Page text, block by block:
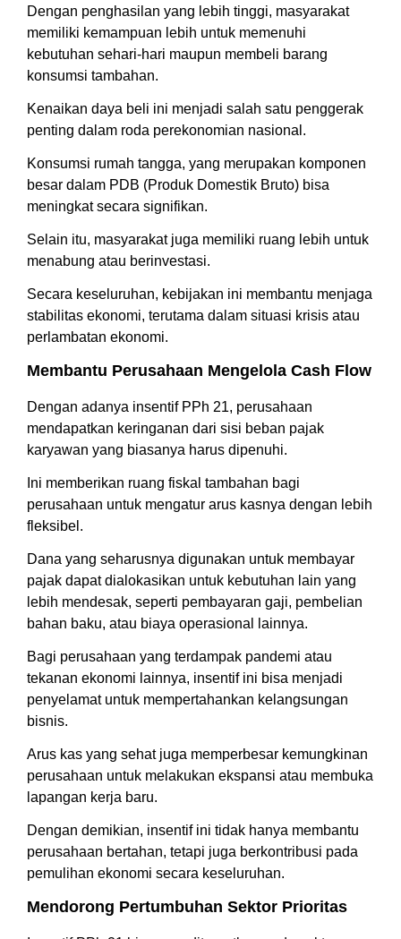
Dengan penghasilan yang lebih tinggi, masyarakat
memiliki kemampuan lebih untuk memenuhi
kebutuhan sehari-hari maupun membeli barang
konsumsi tambahan.
Kenaikan daya beli ini menjadi salah satu penggerak
penting dalam roda perekonomian nasional.
Konsumsi rumah tangga, yang merupakan komponen
besar dalam PDB (Produk Domestik Bruto) bisa
meningkat secara signifikan.
Selain itu, masyarakat juga memiliki ruang lebih untuk
menabung atau berinvestasi.
Secara keseluruhan, kebijakan ini membantu menjaga
stabilitas ekonomi, terutama dalam situasi krisis atau
perlambatan ekonomi.
Membantu Perusahaan Mengelola Cash Flow
Dengan adanya insentif PPh 21, perusahaan
mendapatkan keringanan dari sisi beban pajak
karyawan yang biasanya harus dipenuhi.
Ini memberikan ruang fiskal tambahan bagi
perusahaan untuk mengatur arus kasnya dengan lebih
fleksibel.
Dana yang seharusnya digunakan untuk membayar
pajak dapat dialokasikan untuk kebutuhan lain yang
lebih mendesak, seperti pembayaran gaji, pembelian
bahan baku, atau biaya operasional lainnya.
Bagi perusahaan yang terdampak pandemi atau
tekanan ekonomi lainnya, insentif ini bisa menjadi
penyelamat untuk mempertahankan kelangsungan
bisnis.
Arus kas yang sehat juga memperbesar kemungkinan
perusahaan untuk melakukan ekspansi atau membuka
lapangan kerja baru.
Dengan demikian, insentif ini tidak hanya membantu
perusahaan bertahan, tetapi juga berkontribusi pada
pemulihan ekonomi secara keseluruhan.
Mendorong Pertumbuhan Sektor Prioritas